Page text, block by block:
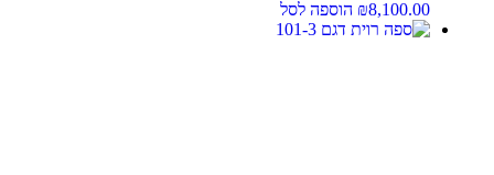
₪8,100.00 הוספה לסל